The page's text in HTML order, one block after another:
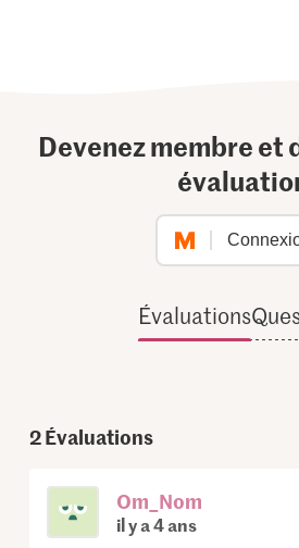
Devenez membre et
Évaluations
2Évaluations
Om_Nom
il y a 4 ans